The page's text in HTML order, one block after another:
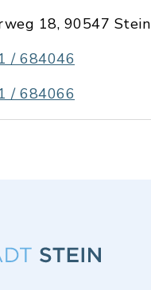
18, 90547 Stein
/ 684046
/ 684066